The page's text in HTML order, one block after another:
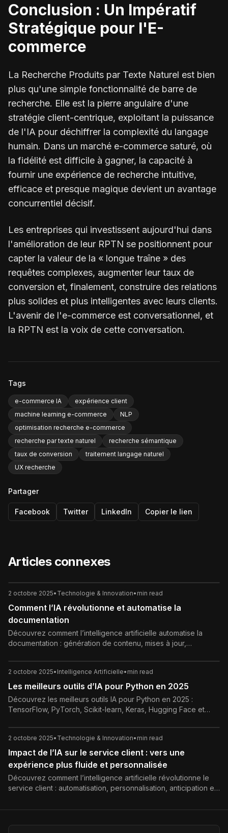
Conclusion : Un Impératif
Stratégique pour l'E-
commerce
La Recherche Produits par Texte Naturel est bien
plus qu'une simple fonctionnalité de barre de
recherche. Elle est la pierre angulaire d'une
stratégie client-centrique, exploitant la puissance
de l'IA pour déchiffrer la complexité du langage
humain. Dans un marché e-commerce saturé, où
la fidélité est difficile à gagner, la capacité à
fournir une expérience de recherche intuitive,
efficace et presque magique devient un avantage
concurrentiel décisif.
Les entreprises qui investissent aujourd'hui dans
l'amélioration de leur RPTN se positionnent pour
capter la valeur de la « longue traîne » des
requêtes complexes, augmenter leur taux de
conversion et, finalement, construire des relations
plus solides et plus intelligentes avec leurs clients.
L'avenir de l'e-commerce est conversationnel, et
la RPTN est la voix de cette conversation.
Tags
e-commerce IA
expérience client
machine learning e-commerce
NLP
optimisation recherche e-commerce
recherche par texte naturel
recherche sémantique
taux de conversion
traitement langage naturel
UX recherche
Partager
Facebook Twitter LinkedIn Copier le lien
Articles connexes
2 octobre 2025• Technologie & Innovation• min read
Comment l’IA révolutionne et automatise la
documentation
Découvrez comment l’intelligence artificielle automatise la
documentation : génération de contenu, mises à jour,
2 octobre 2025• Intelligence Artificielle• min read
Les meilleurs outils d’IA pour Python en 2025
Découvrez les meilleurs outils IA pour Python en 2025 :
TensorFlow, PyTorch, Scikit-learn, Keras, Hugging Face et
2 octobre 2025• Technologie & Innovation• min read
Impact de l’IA sur le service client : vers une
expérience plus fluide et personnalisée
Découvrez comment l’intelligence artificielle révolutionne le
service client : automatisation, personnalisation, anticipation et